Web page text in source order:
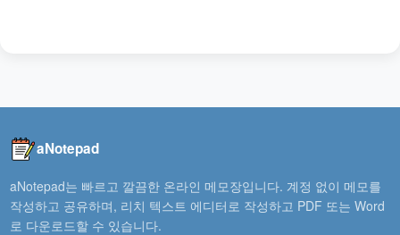
aNotepad
aNotepad는 빠르고 깔끔한 온라인 메모장입니다. 계정 없이 메모를
작성하고 공유하며, 리치 텍스트 에디터로 작성하고 PDF 또는 Word
로 다운로드할 수 있습니다.